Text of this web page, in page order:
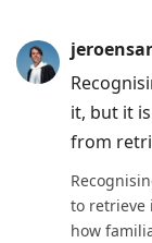
Arrow
Down
it, but it
from
to retrieve
how